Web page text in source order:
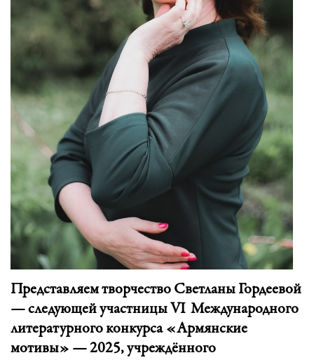
Представляем творчество Светланы Гордеевой
— следующей участницы VI Международного
литературного конкурса «Армянские
мотивы» — 2025, учреждённого